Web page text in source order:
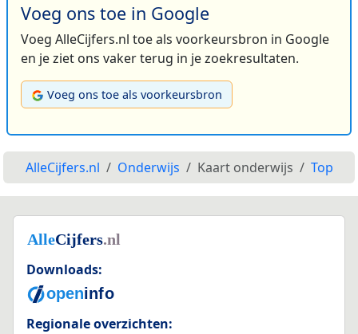
Voeg ons toe in Google
Voeg AlleCijfers.nl toe als voorkeursbron in Google
en je ziet ons vaker terug in je zoekresultaten.
Voeg ons toe als voorkeursbron
AlleCijfers.nl Onderwijs Kaart onderwijs Top
Downloads:
Regionale overzichten: